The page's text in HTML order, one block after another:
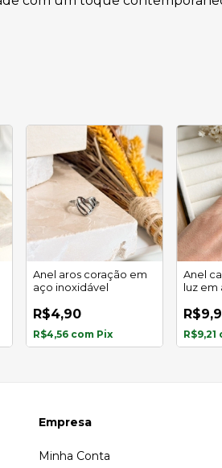
Anel aros coração em
aço inoxidável
R$4,90
R$4,56 com Pix
Anel
luz em
R$9,21
Empresa
Minha Conta